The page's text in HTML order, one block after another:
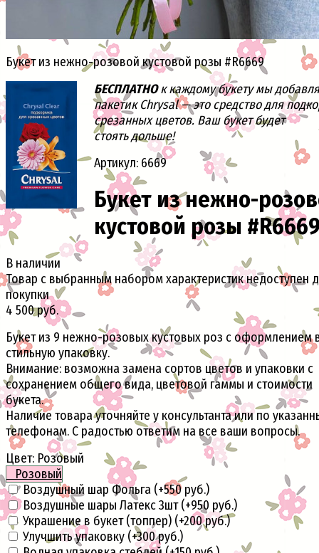
Букет из нежно-розовой кустовой розы #R6669
БЕСПЛАТНОк каждому букету мы
пакетик Chrysal — это средство для
срезанных цветов. Ваш букет будет
стоять дольше!
Артикул: 6669
Букет из нежно-
кустовой розы
В наличии
Товар с выбранным набором характеристик недоступен
покупки
4 500 руб.
Букет из 9 нежно-розовых кустовых роз с оформлением
стильную упаковку.
Внимание: возможна замена сортов цветов и упаковки с
сохранением общего вида, цветовой гаммы и стоимости
букета.
Наличие товара уточняйте у консультанта или по
телефонам. С радостью ответим на все ваши вопросы.
Цвет: Розовый
Розовый
Воздушный шар Фольга (+550 руб.)
Воздушные шары Латекс 3шт (+950 руб.)
Украшение в букет (топпер) (+200 руб.)
Улучшить упаковку (+300 руб.)